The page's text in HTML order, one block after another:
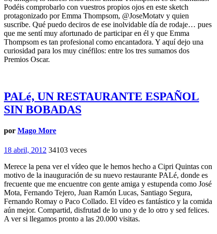
Podéis comprobarlo con vuestros propios ojos en este sketch
protagonizado por Emma Thompsom, @JoseMotatv y quien
suscribe. Qué puedo deciros de ese inolvidable día de rodaje… pues
que me sentí muy afortunado de participar en él y que Emma
Thompsom es tan profesional como encantadora. Y aquí dejo una
curiosidad para los muy cinéfilos: entre los tres sumamos dos
Premios Oscar.
PALé, UN RESTAURANTE ESPAÑOL
SIN BOBADAS
por Mago More
18 abril, 2012 34103 veces
Merece la pena ver el vídeo que le hemos hecho a Cipri Quintas con
motivo de la inauguración de su nuevo restaurante PALé, donde es
frecuente que me encuentre con gente amiga y estupenda como José
Mota, Fernando Tejero, Juan Ramón Lucas, Santiago Segura,
Fernando Romay o Paco Collado. El vídeo es fantástico y la comida
aún mejor. Compartid, disfrutad de lo uno y de lo otro y sed felices.
A ver si llegamos pronto a las 20.000 visitas.